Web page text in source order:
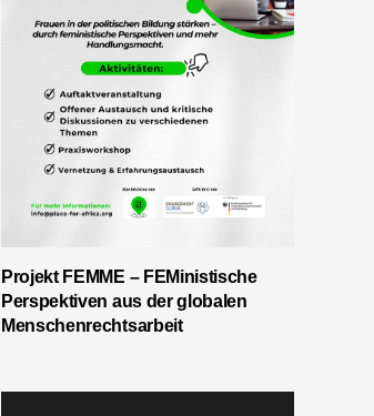
Projekt FEMME – FEMinistische
Perspektiven aus der globalen
Menschenrechtsarbeit